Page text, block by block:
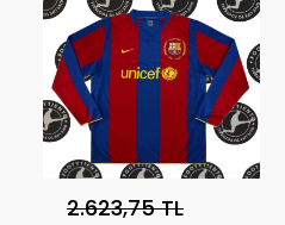
2.623,75 TL